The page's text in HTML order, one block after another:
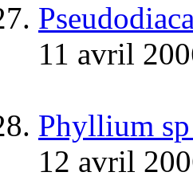
11 avril
Phyllium
12 avril